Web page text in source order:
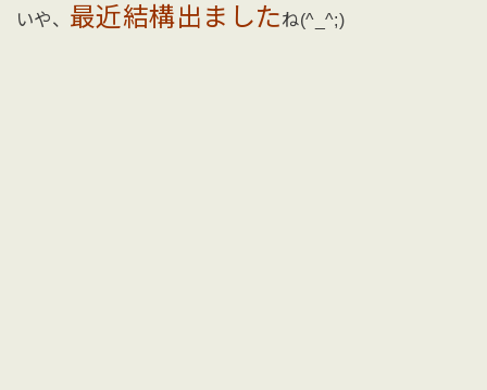
いや、 最近結構出ましたね(^_^;)